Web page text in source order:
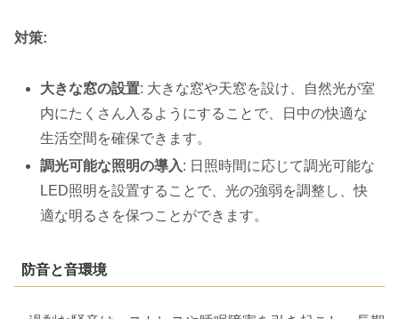
対策:
大きな窓の設置: 大きな窓や天窓を設け、自然光が室
内にたくさん入るようにすることで、日中の快適な
生活空間を確保できます。
調光可能な照明の導入: 日照時間に応じて調光可能な
LED照明を設置することで、光の強弱を調整し、快
適な明るさを保つことができます。
防音と音環境